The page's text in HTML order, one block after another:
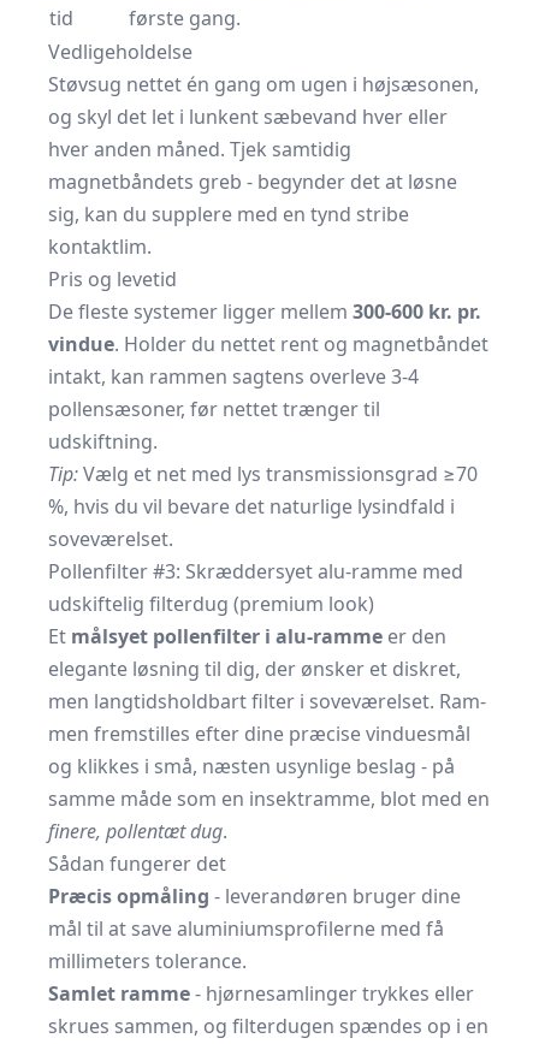
tid
første gang.
Vedligeholdelse
Støvsug nettet én gang om ugen i højsæsonen,
og skyl det let i lunkent sæbevand hver eller
hver anden måned. Tjek samtidig
magnetbåndets greb - begynder det at løsne
sig, kan du supplere med en tynd stribe
kontaktlim.
Pris og levetid
De fleste systemer ligger mellem 300-600 kr. pr.
vindue. Holder du nettet rent og magnetbåndet
intakt, kan rammen sagtens overleve 3-4
pollensæsoner, før nettet trænger til
udskiftning.
Tip:Vælg et net med lys transmissionsgrad ≥70
%, hvis du vil bevare det naturlige lysindfald i
soveværelset.
Pollenfilter #3: Skræddersyet alu-ramme med
udskiftelig filterdug (premium look)
Et målsyet pollenfilter i alu-ramme er den
elegante løsning til dig, der ønsker et diskret,
men langtidsholdbart filter i soveværelset. Ram­
men fremstilles efter dine præcise vinduesmål
og klikkes i små, næsten usynlige beslag - på
samme måde som en insektramme, blot med en
finere, pollen­tæt dug.
Sådan fungerer det
Præcis opmåling - leverandøren bruger dine
mål til at save aluminiumsprofilerne med få
millimeters tolerance.
Samlet ramme- hjørnesamlinger trykkes eller
skrues sammen, og filterdugen spændes op i en